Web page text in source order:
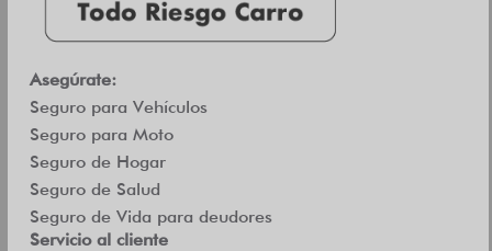
Asegúrate:
Seguro para Vehículos
Seguro para Moto
Seguro de Hogar
Seguro de Salud
Seguro de Vida para deudores
Servicio al cliente